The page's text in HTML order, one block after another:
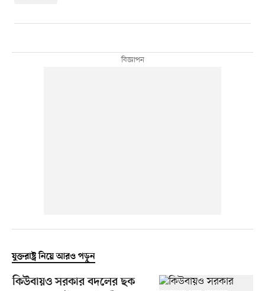
যুক্তরাষ্ট্র নিয়ে আরও পড়ুন
কিউবায়ও সরকার বদলের ছক